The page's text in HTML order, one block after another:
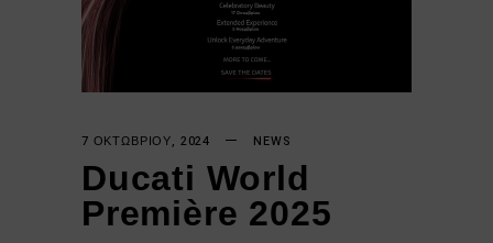
7 ΟΚΤΩΒΡΊΟΥ, 2024 NEWS
Ducati World
Première 2025